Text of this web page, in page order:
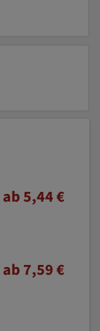
ab 5,44 €
ab 7,59 €